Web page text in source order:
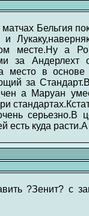
матчах Бельгия
месте.Ну а
за Андерлехт
место в
за
а Маруан
серьезно.В
есть куда
?Зенит? с